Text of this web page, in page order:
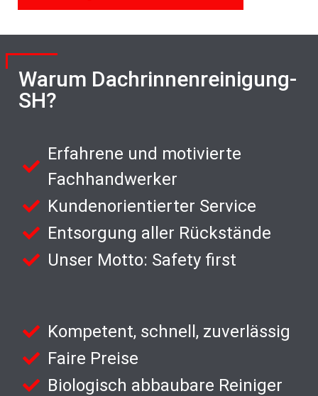
Warum Dachrinnenreinigung-
SH?
Erfahrene und motivierte
Fachhandwerker
Kundenorientierter Service
Entsorgung aller Rückstände
Unser Motto: Safety first
Kompetent, schnell, zuverlässig
Faire Preise
Biologisch abbaubare Reiniger